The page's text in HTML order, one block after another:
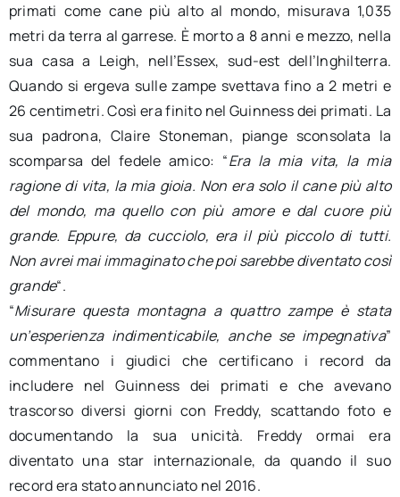
primati come cane più alto al mondo, misurava 1,035
metri da terra al garrese. È morto a 8 anni e mezzo, nella
sua casa a Leigh, nell’Essex, sud-est dell’Inghilterra.
Quando si ergeva sulle zampe svettava fino a 2 metri e
26 centimetri. Così era finito nel Guinness dei primati. La
sua padrona, Claire Stoneman, piange sconsolata la
scomparsa del fedele amico: “Era la mia vita, la mia
ragione di vita, la mia gioia. Non era solo il cane più alto
del mondo, ma quello con più amore e dal cuore più
grande. Eppure, da cucciolo, era il più piccolo di tutti.
Non avrei mai immaginato che poi sarebbe diventato così
grande“.
“Misurare questa montagna a quattro zampe è stata
un’esperienza indimenticabile, anche se impegnativa”
commentano i giudici che certificano i record da
includere nel Guinness dei primati e che avevano
trascorso diversi giorni con Freddy, scattando foto e
documentando la sua unicità. Freddy ormai era
diventato una star internazionale, da quando il suo
record era stato annunciato nel 2016.